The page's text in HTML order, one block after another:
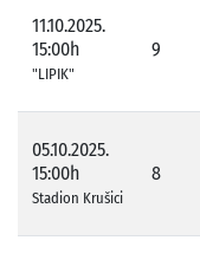
11.10.2025.
15:00h
"LIPIK"
9
05.10.2025.
15:00h
Stadion Krušici
8